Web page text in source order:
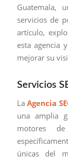
Guatemala,
servicios de
artículo,
esta agencia
mejorar su
Servicios
LaAgencia
una amplia
motores
únicas del